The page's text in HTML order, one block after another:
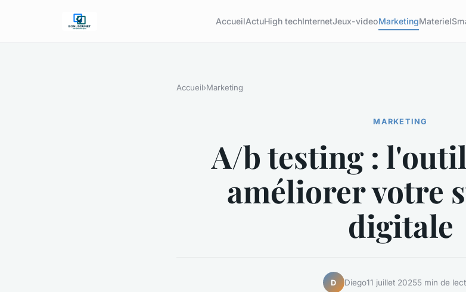
AccueilActuHigh techInternetJeux-videoMarketingMateriel
Accueil›Marketing
MARKETING
A/b testing :
améliorer votre
digitale
D Diego11 juillet 20255 min de